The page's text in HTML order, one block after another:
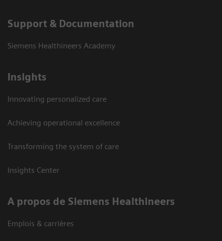
Support & Documentation
Siemens Healthineers Academy
Insights
Innovating personalized care
Achieving operational excellence
Transforming the system of care
Insights Center
A propos de Siemens Healthineers
Emplois & carrières